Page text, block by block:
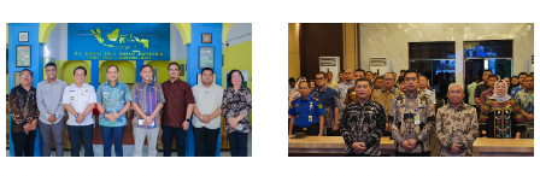
Kepulauan Nias